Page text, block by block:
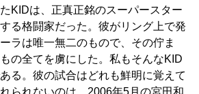
KIDは、正真正銘のスーパースター
る格闘家だった。彼がリング上で発
ラは唯一無二のもので、その佇ま
の全てを虜にした。私もそんなKID
る。彼の試合はどれも鮮明に覚えて
られないのは、2006年5月の宮田和